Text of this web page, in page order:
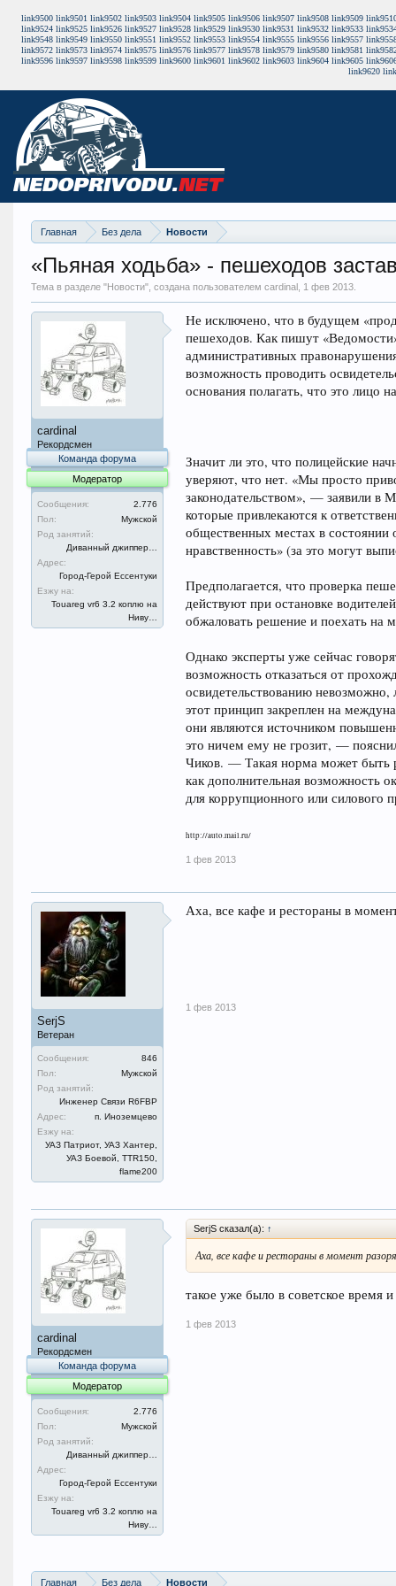
link9500 link9501 link9502 link9503 link9504 link9505 link9506 link9507 link9508 link9509
link9524 link9525 link9526 link9527 link9528 link9529 link9530 link9531 link9532 link9533
link9548 link9549 link9550 link9551 link9552 link9553 link9554 link9555 link9556 link9557
link9572 link9573 link9574 link9575 link9576 link9577 link9578 link9579 link9580 link9581
link9596 link9597 link9598 link9599 link9600 link9601 link9602 link9603 link9604 link9605
link9620
Главная Без дела Новости
«Пьяная ходьба» - пешеходов
Тема в разделе "Новости", создана пользователем cardinal, 1 фев 2013.
cardinal
Рекордсмен
Команда форума
Модератор
Сообщения:
2.776
Пол:
Мужской
Род занятий:
Диванный джиппер…
Адрес:
Город-Герой Ессентуки
Езжу на:
Touareg vr6 3.2 коплю на
Ниву…
Не исключено, что в будущем
пешеходов. Как пишут
административных
возможность проводить
основания полагать, что это лицо
Значит ли это, что полицейские
уверяют, что нет. «Мы просто
законодательством», — заявили в
которые привлекаются к
общественных местах в
нравственность» (за это могут
Предполагается, что проверка
действуют при остановке
обжаловать решение и поехать на
Однако эксперты уже сейчас
возможность отказаться от
освидетельствованию
этот принцип закреплен на
они являются источником
это ничем ему не грозит, —
Чиков. — Такая норма может быть
как дополнительная возможность
для коррупционного или силового
http://auto.mail.ru/
1 фев 2013
SerjS
Ветеран
Сообщения:
846
Пол:
Мужской
Род занятий:
Инженер Связи R6FBP
Адрес:
п. Иноземцево
Езжу на:
УАЗ Патриот, УАЗ Хантер,
УАЗ Боевой, TTR150,
flame200
Аха, все кафе и рестораны в
1 фев 2013
cardinal
Рекордсмен
Команда форума
Модератор
Сообщения:
2.776
Пол:
Мужской
Род занятий:
Диванный джиппер…
Адрес:
Город-Герой Ессентуки
Езжу на:
Touareg vr6 3.2 коплю на
Ниву…
SerjS сказал(а): ↑
Аха, все кафе и рестораны в момент
такое уже было в советское время
1 фев 2013
Главная Без дела Новости